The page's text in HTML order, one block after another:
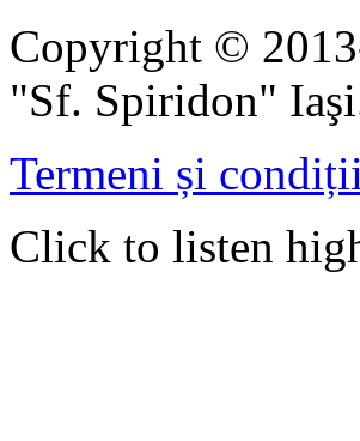
Copyright ©
"Sf. Spiridon"
Termeni și
Click to listen